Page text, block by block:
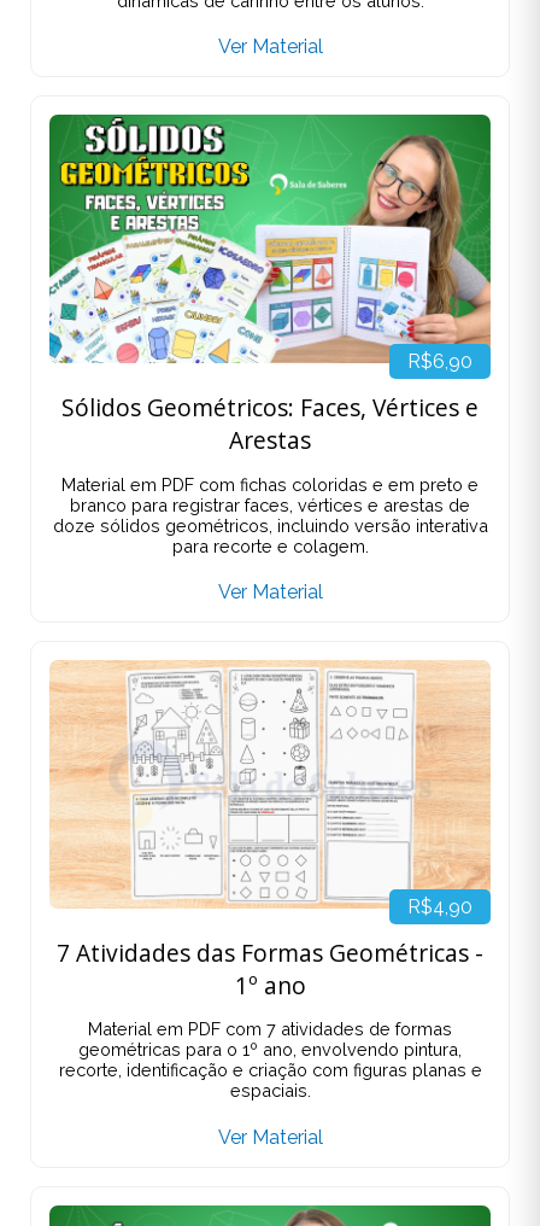
Ver Material
R$6,90
Sólidos Geométricos: Faces, Vértices e
Arestas
Material em PDF com fichas coloridas e em preto e
branco para registrar faces, vértices e arestas de
doze sólidos geométricos, incluindo versão interativa
para recorte e colagem.
Ver Material
R$4,90
7 Atividades das Formas Geométricas -
1º ano
Material em PDF com 7 atividades de formas
geométricas para o 1º ano, envolvendo pintura,
recorte, identificação e criação com figuras planas e
espaciais.
Ver Material